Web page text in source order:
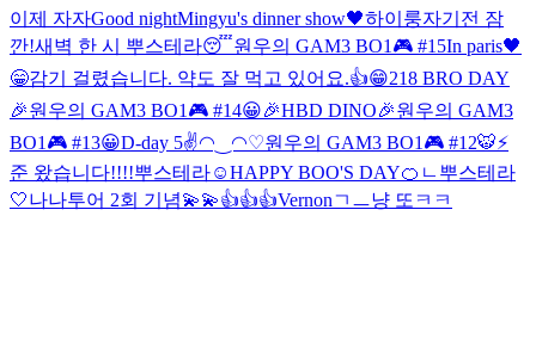
이제 자자Good nightMingyu's dinner show🖤하이룽자기전 잠
깐!새벽 한 시 뿌스테라😴원우의 GAM3 BO1🎮 #15In paris🖤
😁감기 걸렸습니다. 약도 잘 먹고 있어요.👍😁218 BRO DAY
🎉원우의 GAM3 BO1🎮 #14😀🎉HBD DINO🎉원우의 GAM3
BO1🎮 #13😀D-day 5✌️◠‿◠♡원우의 GAM3 BO1🎮 #12🐯⚡️
준 왔습니다!!!!뿌스테라☺️HAPPY BOO'S DAY🍊 ㄴ 뿌스테라
🤍나나투어 2회 기념💫💫👍👍👍Vernonㄱㅡ냥 또ㅋㅋ